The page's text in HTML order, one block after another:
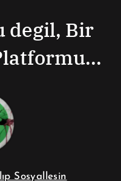
degil, Bir
Sosyallesin